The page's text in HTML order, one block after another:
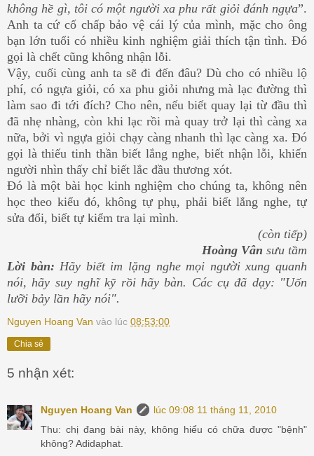
không hề gì, tôi có một người xa phu rất giỏi đánh ngựa”.
Anh ta cứ cố chấp bảo vệ cái lý của mình, mặc cho ông
bạn lớn tuổi có nhiều kinh nghiệm giải thích tận tình. Đó
gọi là chết cũng không nhận lỗi.
Vậy, cuối cùng anh ta sẽ đi đến đâu? Dù cho có nhiều lộ
phí, có ngựa giỏi, có xa phu giỏi nhưng mà lạc đường thì
làm sao đi tới đích? Cho nên, nếu biết quay lại từ đầu thì
đã nhẹ nhàng, còn khi lạc rồi mà quay trở lại thì càng xa
nữa, bởi vì ngựa giỏi chạy càng nhanh thì lạc càng xa. Đó
gọi là thiếu tinh thần biết lắng nghe, biết nhận lỗi, khiến
người nhìn thấy chỉ biết lắc đầu thương xót.
Đó là một bài học kinh nghiệm cho chúng ta, không nên
học theo kiểu đó, không tự phụ, phải biết lắng nghe, tự
sửa đổi, biết tự kiểm tra lại mình.
(còn tiếp)
Hoàng Vân sưu tầm
Lời bàn: Hãy biết im lặng nghe mọi người xung quanh
nói, hãy suy nghĩ kỹ rồi hãy bàn. Các cụ đã dạy: "Uốn
lưỡi bảy lần hãy nói".
Nguyen Hoang Van vào lúc 08:53:00
Chia sẻ
5 nhận xét:
Nguyen Hoang Van
lúc 09:08 11 tháng 11, 2010
Thu: chị đang bài này, không hiểu có chữa được "bệnh"
không? Adidaphat.